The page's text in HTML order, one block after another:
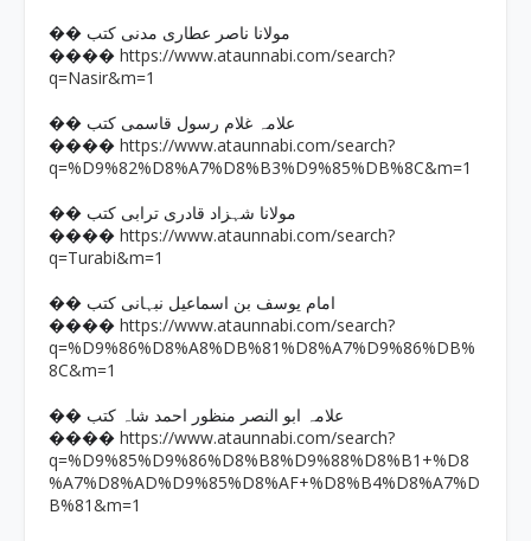
�� مولانا ناصر عطاری مدنی کتب
���� https://www.ataunnabi.com/search?
q=Nasir&m=1
�� علامہ غلام رسول قاسمی کتب
���� https://www.ataunnabi.com/search?
q=%D9%82%D8%A7%D8%B3%D9%85%DB%8C&m=1
�� مولانا شہزاد قادری ترابی کتب
���� https://www.ataunnabi.com/search?
q=Turabi&m=1
�� امام یوسف بن اسماعیل نبہانی کتب
���� https://www.ataunnabi.com/search?
q=%D9%86%D8%A8%DB%81%D8%A7%D9%86%DB%
8C&m=1
�� علامہ ابو النصر منظور احمد شاہ کتب
���� https://www.ataunnabi.com/search?
q=%D9%85%D9%86%D8%B8%D9%88%D8%B1+%D8
%A7%D8%AD%D9%85%D8%AF+%D8%B4%D8%A7%D
B%81&m=1